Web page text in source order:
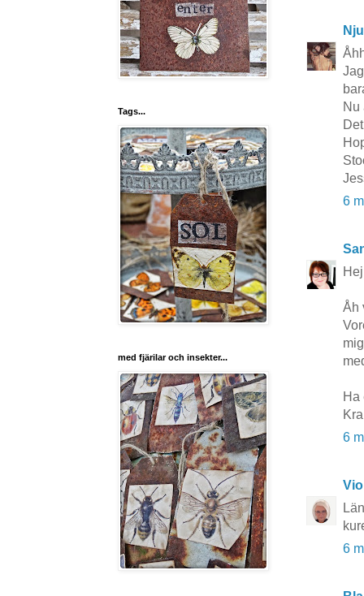
Nu
6
Åh
Ha
6
6
Tags...
med fjärilar och insekter...